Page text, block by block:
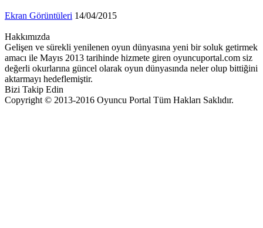
Ekran Görüntüleri 14/04/2015
Hakkımızda
Gelişen ve sürekli yenilenen oyun dünyasına yeni bir soluk getirmek
amacı ile Mayıs 2013 tarihinde hizmete giren oyuncuportal.com siz
değerli okurlarına güncel olarak oyun dünyasında neler olup bittiğini
aktarmayı hedeflemiştir.
Bizi Takip Edin
Copyright © 2013-2016 Oyuncu Portal Tüm Hakları Saklıdır.